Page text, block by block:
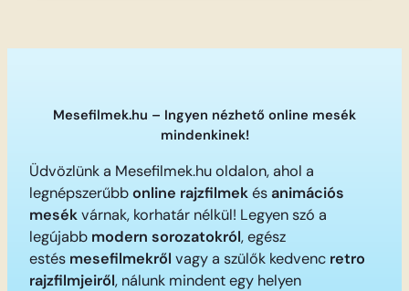
Mesefilmek.hu – Ingyen nézhető online mesék
mindenkinek!
Üdvözlünk a Mesefilmek.hu oldalon, ahol a
legnépszerűbbonline rajzfilmekésanimációs
mesékvárnak, korhatár nélkül! Legyen szó a
legújabb modern sorozatokról, egész
estés mesefilmekről vagy a szülők kedvenc retro
rajzfilmjeiről, nálunk mindent egy helyen